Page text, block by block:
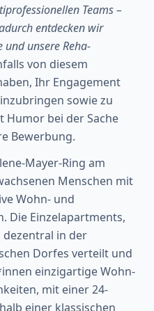
Teams –
entdecken wir
unsere Reha-
von diesem
Ihr Engagement
sowie zu
Humor bei der Sache
Bewerbung.
Mayer-Ring am
Menschen mit
Wohn- und
Die Einzelapartments,
dezentral in der
Dorfes verteilt und
einzigartige Wohn-
mit einer 24-
einer klassischen